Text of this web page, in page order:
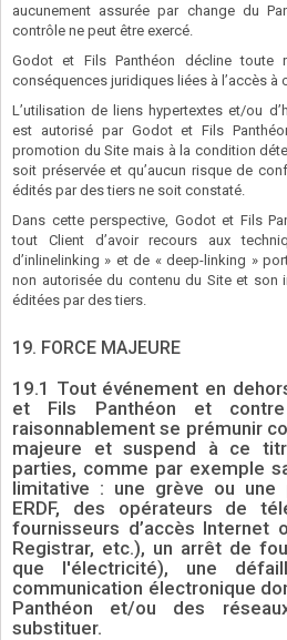
aucunement assurée par change du
contrôle ne peut être exercé.
Godot et Fils Panthéon décline toute
conséquences juridiques liées à l’accès à
L’utilisation de liens hypertextes et/ou
est autorisé par Godot et Fils
promotion du Site mais à la condition
soit préservée et qu’aucun risque de
édités par des tiers ne soit constaté.
Dans cette perspective, Godot et Fils
tout Client d’avoir recours aux
d’inlinelinking » et de « deep-linking »
non autorisée du contenu du Site et son
éditées par des tiers.
19. FORCE MAJEURE
19.1 Tout événement en
et Fils Panthéon et
raisonnablement se prémunir
majeure et suspend à ce
parties, comme par exemple
limitative : une grève ou une
ERDF, des opérateurs de
fournisseurs d’accès Internet
Registrar, etc.), un arrêt de
que l'électricité), une
communication électronique
Panthéon et/ou des
substituer.